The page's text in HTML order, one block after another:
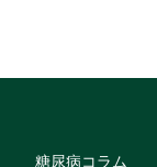
糖尿病コラム